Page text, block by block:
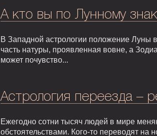
А кто вы по Лунному
В Западной астрологии положение Луны
часть натуры, проявленная вовне, а
может почувство...
Астрология переезда –
Ежегодно сотни тысяч людей в мире
обстоятельствами. Кого-то переводят